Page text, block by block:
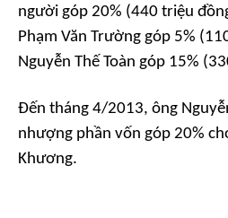
người góp 20% (440 triệu
Phạm Văn Trường góp 5%
Nguyễn Thế Toàn góp 15%
Đến tháng 4/2013, ông
nhượng phần vốn góp 20%
Khương.